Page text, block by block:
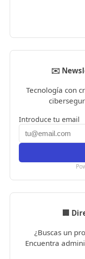
✉️
Tecnología con
Introduce tu email
🏢
¿Buscas un
Encuentra